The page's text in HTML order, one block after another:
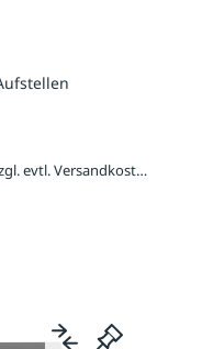
3.064,25 € / Stück inkl. 19 % MwSt., zzgl. evtl. Versandkosten